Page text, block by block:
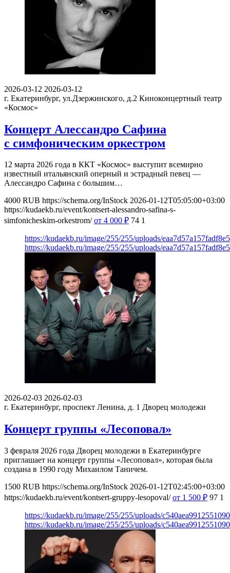
2026-03-12 2026-03-12
г. Екатеринбург, ул.Дзержинского, д.2 Киноконцертный театр
«Космос»
Концерт Алессандро Сафина
с симфоническим оркестром
12 марта 2026 года в ККТ «Космос» выступит всемирно
известный итальянский оперный и эстрадный певец —
Алессандро Сафина с большим…
4000 RUB https://schema.org/InStock 2026-01-12T05:05:00+03:00
https://kudaekb.ru/event/kontsert-alessandro-safina-s-
simfonicheskim-orkestrom/ от 4 000 ₽ 74 1
https://kudaekb.ru/image/255/255/uploads/
https://kudaekb.ru/image/255/255/uploads/
2026-02-03 2026-02-03
г. Екатеринбург, проспект Ленина, д. 1 Дворец молодежи
Концерт группы «Лесоповал»
3 февраля 2026 года Дворец молодежи в Екатеринбурге
приглашает на концерт группы «Лесоповал», которая была
создана в 1990 году Михаилом Таничем.
1500 RUB https://schema.org/InStock 2026-01-12T02:45:00+03:00
https://kudaekb.ru/event/kontsert-gruppy-lesopoval/ от 1 500 ₽ 97 1
https://kudaekb.ru/image/255/255/uploads/
https://kudaekb.ru/image/255/255/uploads/